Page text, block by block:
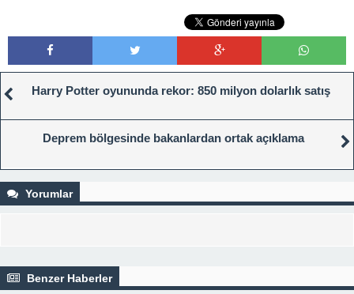
Harry Potter oyununda rekor: 850 milyon dolarlık satış
Deprem bölgesinde bakanlardan ortak açıklama
Yorumlar
Benzer Haberler